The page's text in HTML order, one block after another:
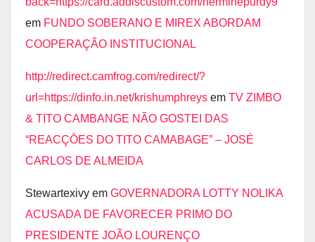
em FUNDO SOBERANO E MIREX ABORDAM
COOPERAÇÃO INSTITUCIONAL
http://redirect.camfrog.com/redirect/?
url=https://dinfo.in.net/krishumphreys em TV ZIMBO
& TITO CAMBANGE NÃO GOSTEI DAS
“REACÇŌES DO TITO CAMABAGE” – JOSÉ
CARLOS DE ALMEIDA
Stewartexivy em GOVERNADORA LOTTY NOLIKA
ACUSADA DE FAVORECER PRIMO DO
PRESIDENTE JOÃO LOURENÇO